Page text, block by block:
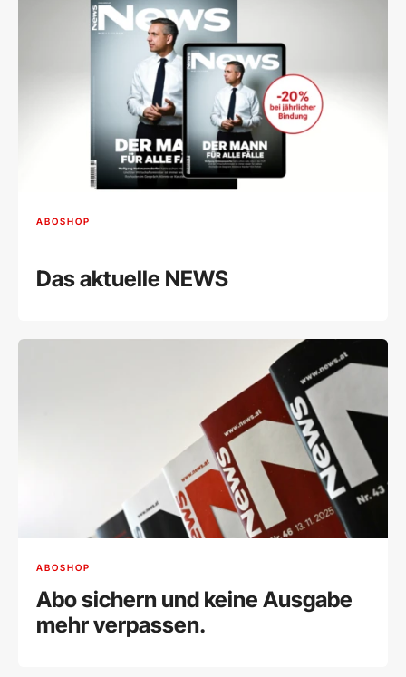
ABOSHOP
Das aktuelle NEWS
ABOSHOP
Abo sichern und keine Ausgabe
mehr verpassen.